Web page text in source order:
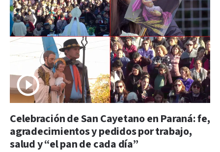
Celebración de San Cayetano en Paraná: fe,
agradecimientos y pedidos por trabajo,
salud y “el pan de cada día”